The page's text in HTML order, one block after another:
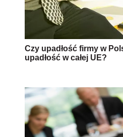
Czy upadłość firmy w
upadłość w całej UE?